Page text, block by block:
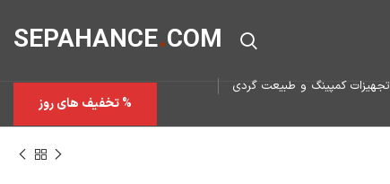
SEPAHANCE.COM
تجهیزات کمپینگ و طبیعت گردی
% تخفیف های روز